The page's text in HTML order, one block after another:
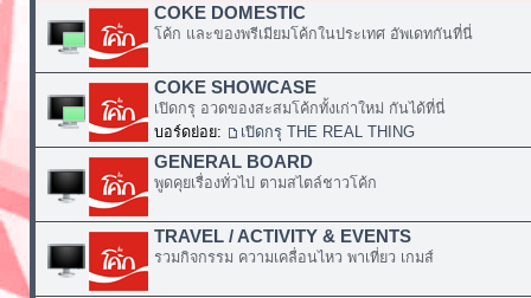
COKE DOMESTIC
โค้ก และของพรีเมียมโค้กในประเทศ อัพเดทกันที่นี่
COKE SHOWCASE
เปิดกรุ อวดของสะสมโค้กทั้งเก่าใหม่ กันได้ที่นี่
บอร์ดย่อย:
เปิดกรุ THE REAL THING
GENERAL BOARD
พูดคุยเรื่องทั่วไป ตามสไตล์ชาวโค้ก
TRAVEL / ACTIVITY & EVENTS
รวมกิจกรรม ความเคลื่อนไหว พาเที่ยว เกมส์